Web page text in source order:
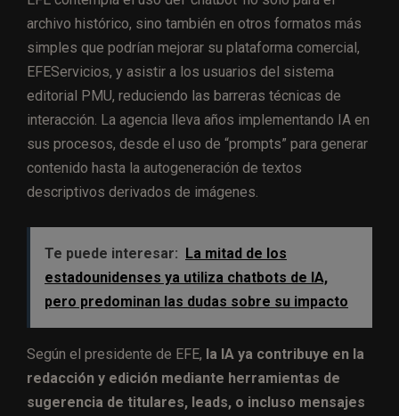
archivo histórico, sino también en otros formatos más
simples que podrían mejorar su plataforma comercial,
EFEServicios, y asistir a los usuarios del sistema
editorial PMU, reduciendo las barreras técnicas de
interacción. La agencia lleva años implementando IA en
sus procesos, desde el uso de “prompts” para generar
contenido hasta la autogeneración de textos
descriptivos derivados de imágenes.
Te puede interesar: La mitad de los
estadounidenses ya utiliza chatbots de IA,
pero predominan las dudas sobre su impacto
Según el presidente de EFE, la IA ya contribuye en la
redacción y edición mediante herramientas de
sugerencia de titulares, leads, o incluso mensajes